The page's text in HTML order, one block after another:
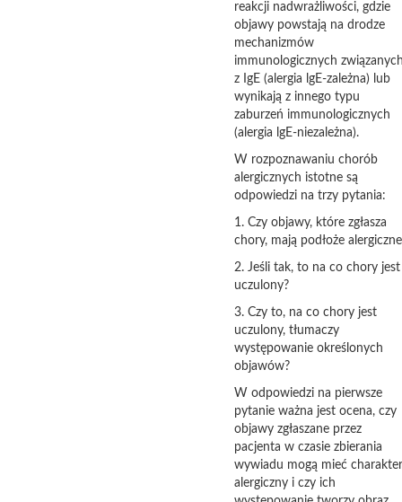
reakcji nadwrażliwości, gdzie
objawy powstają na drodze
mechanizmów
immunologicznych
z IgE (alergia lgE-zależna) lub
wynikają z innego typu
zaburzeń immunologicznych
(alergia lgE-niezależna).
W rozpoznawaniu chorób
alergicznych istotne są
odpowiedzi na trzy pytania:
1. Czy objawy, które zgłasza
chory, mają podłoże
2. Jeśli tak, to na co chory jest
uczulony?
3. Czy to, na co chory jest
uczulony, tłumaczy
występowanie określonych
objawów?
W odpowiedzi na pierwsze
pytanie ważna jest ocena, czy
objawy zgłaszane przez
pacjenta w czasie zbierania
wywiadu mogą mieć charakter
alergiczny i czy ich